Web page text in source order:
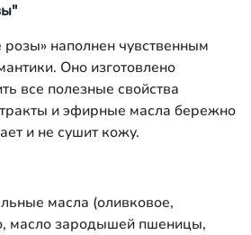
наполнен чувственным
Оно изготовлено
все полезные свойства
и эфирные масла бережно
и не сушит кожу.
масла (оливковое,
масло зародышей пшеницы,